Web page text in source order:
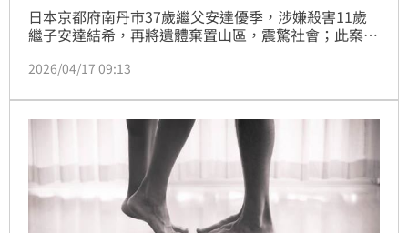
日本京都府南丹市37歲繼父安達優季，涉嫌殺害11歲
繼子安達結希，再將遺體棄置山區，震驚社會；此案曝
他曾製作「尋人啟事」的傳單，跟著疑似妻子的女子到
令人不寒而慄，更讓外界撻伐，應該處以極刑。
2026/04/17 09:13